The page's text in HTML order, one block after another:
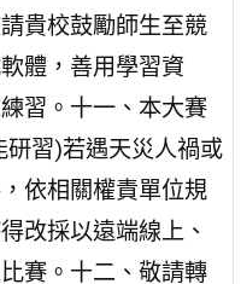
貴校鼓勵師生至競
體，善用學習資
習。十一、本大賽
研習)若遇天災人禍或
依相關權責單位規
改採以遠端線上、
賽。十二、敬請轉